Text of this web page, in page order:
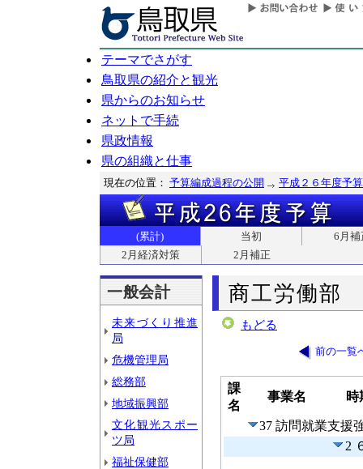
テーマでさがす
鳥取県の紹介と観光
県からのお知らせ
ネットで手続
県政情報
県の組織と仕事
現在の位置： 予算編成過程の公開 平成２６年度予算
(累計) 当初
6月補
2月経済対策
2月補正
一般会計
未来づくり推進
局
危機管理局
総務部
地域振興部
文化観光スポー
ツ局
福祉保健部
商工労働部
もどる
前の一覧
課
名
事業名 時
37 訪問就業支援
2